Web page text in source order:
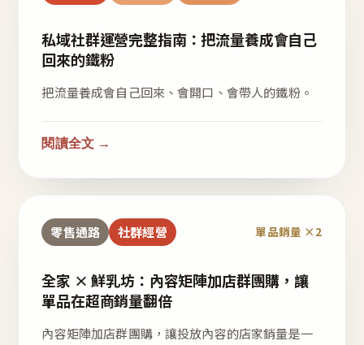
私域社群運營完整指南：把流量養成會自己
回來的鐵粉
把流量養成會自己回來、會開口、會帶人的鐵粉。
閱讀全文 →
零售通路 社群經營 單品銷量 ×2
全家 × 鮮乳坊：內容矩陣加店群團購，讓
單品在超商銷量翻倍
內容矩陣加店群團購，讓投放內容的店家銷量是一